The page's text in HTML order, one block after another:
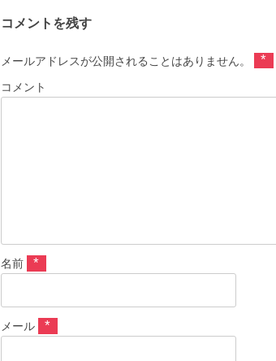
コメントを残す
メールアドレスが公開されることはありません。 *
コメント
名前 *
メール *